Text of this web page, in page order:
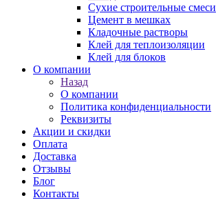
Сухие строительные смеси
Цемент в мешках
Кладочные растворы
Клей для теплоизоляции
Клей для блоков
О компании
Назад
О компании
Политика конфиденциальности
Реквизиты
Акции и скидки
Оплата
Доставка
Отзывы
Блог
Контакты